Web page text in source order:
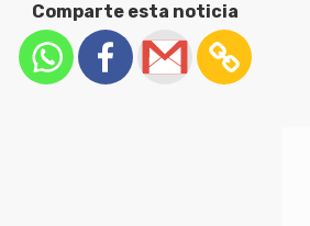
Comparte esta noticia